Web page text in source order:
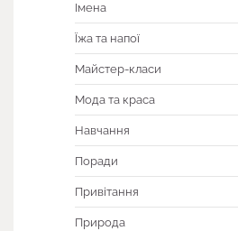
Імена
Їжа та напої
Майстер-класи
Мода та краса
Навчання
Поради
Привітання
Природа